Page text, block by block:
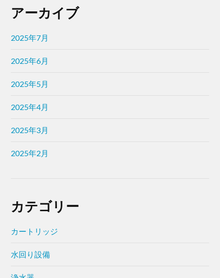
アーカイブ
2025年7月
2025年6月
2025年5月
2025年4月
2025年3月
2025年2月
カテゴリー
カートリッジ
水回り設備